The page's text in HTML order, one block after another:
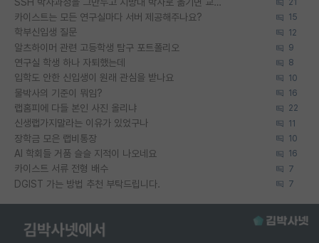
21
카이스트는 모든 연구실마다 서버 제공해주나요? 15
학부신입생 질문 12
알츠하이머 관련 고등학생 탐구 포트폴리오 9
연구실 학생 하나 자퇴했는데 8
입학도 안한 신입생이 원래 관심을 받나요 10
물박사의 기준이 뭐임? 16
랩홈피에 다들 본인 사진 올리냐 22
신생랩가지말라는 이유가 있었구나 11
장학금 모은 랩비통장 10
AI 학회들 거품 슬슬 지적이 나오네요 16
카이스트 서류 전형 배수 7
DGIST 가는 방법 추천 부탁드립니다. 7